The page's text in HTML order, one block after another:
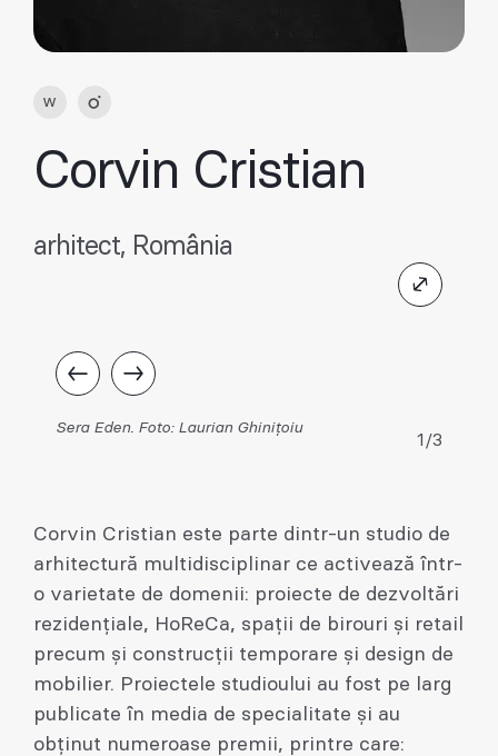
Corvin Cristian
arhitect, România
Sera Eden. Foto: Laurian Ghinițoiu
1/3
Corvin Cristian este parte dintr-un studio de
arhitectură multidisciplinar ce activează într-
o varietate de domenii: proiecte de dezvoltări
rezidențiale, HoReCa, spații de birouri și retail
precum și construcții temporare și design de
mobilier. Proiectele studioului au fost pe larg
publicate în media de specialitate și au
obținut numeroase premii, printre care: